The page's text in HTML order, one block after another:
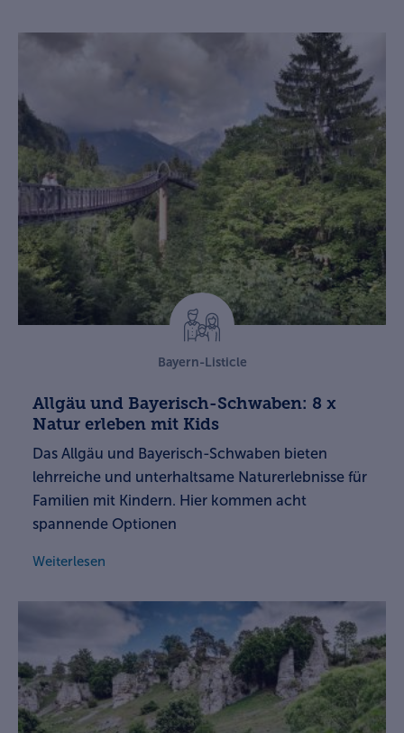
Bayern-Listicle
Allgäu und Bayerisch-Schwaben: 8 x
Natur erleben mit Kids
Das Allgäu und Bayerisch-Schwaben bieten
lehrreiche und unterhaltsame Naturerlebnisse für
Familien mit Kindern. Hier kommen acht
spannende Optionen
Weiterlesen